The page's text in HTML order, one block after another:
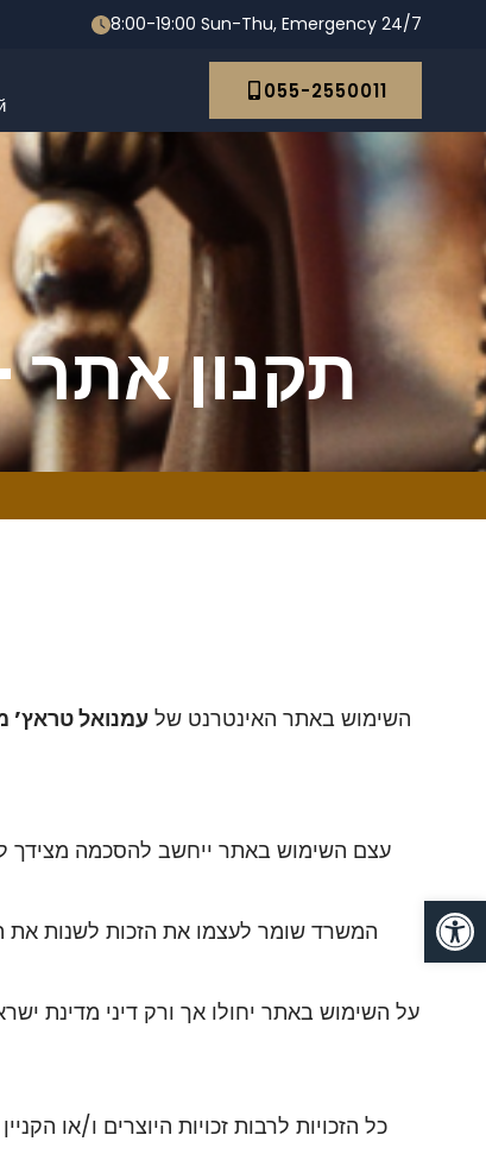
8:00-19:00 Sun-Thu, Emergency 24/7
055-2550011
תקנון אתר
1.1. השימוש באתר האינטרנט שלעמנואל טראץ’